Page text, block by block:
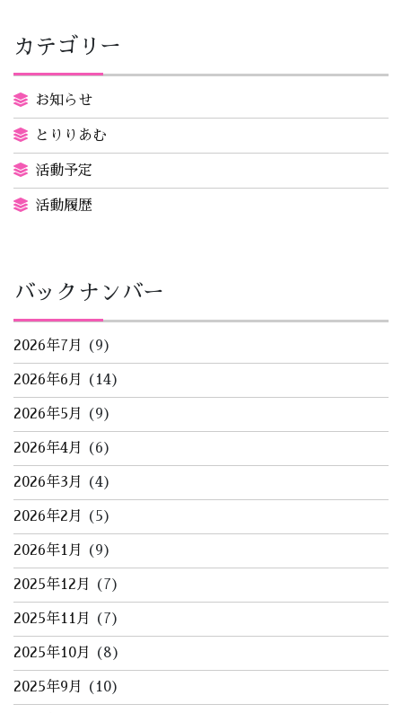
カテゴリー
お知らせ
とりりあむ
活動予定
活動履歴
バックナンバー
2026年7月 (9)
2026年6月 (14)
2026年5月 (9)
2026年4月 (6)
2026年3月 (4)
2026年2月 (5)
2026年1月 (9)
2025年12月 (7)
2025年11月 (7)
2025年10月 (8)
2025年9月 (10)